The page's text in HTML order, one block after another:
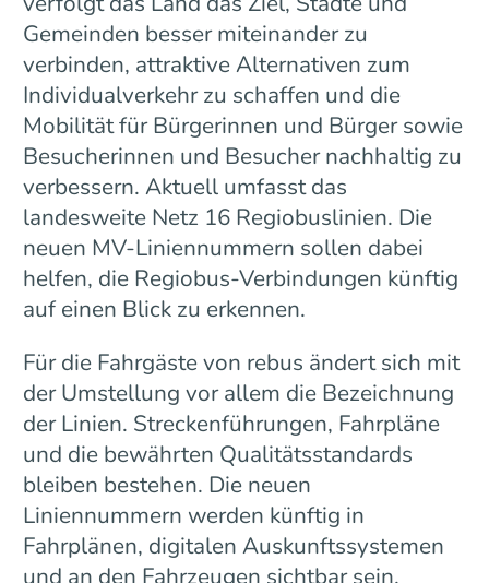
Gemeinden besser miteinander zu
verbinden, attraktive Alternativen zum
Individualverkehr zu schaffen und die
Mobilität für Bürgerinnen und Bürger sowie
Besucherinnen und Besucher nachhaltig zu
verbessern. Aktuell umfasst das
landesweite Netz 16 Regiobuslinien. Die
neuen MV-Liniennummern sollen dabei
helfen, die Regiobus-Verbindungen künftig
auf einen Blick zu erkennen.
Für die Fahrgäste von rebus ändert sich mit
der Umstellung vor allem die Bezeichnung
der Linien. Streckenführungen, Fahrpläne
und die bewährten Qualitätsstandards
bleiben bestehen. Die neuen
Liniennummern werden künftig in
Fahrplänen, digitalen Auskunftssystemen
und an den Fahrzeugen sichtbar sein.